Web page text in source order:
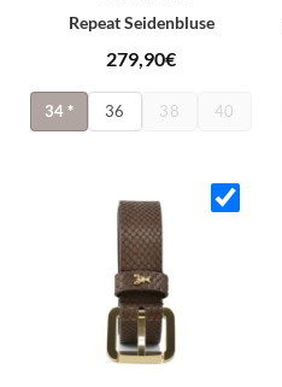
Repeat Seidenbluse
279,90€
34* 36 38 40